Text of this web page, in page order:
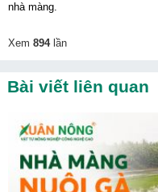
nhà màng.
Xem 894lần
Bài viết liên quan